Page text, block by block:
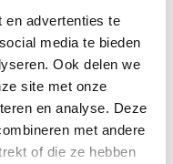
en advertenties te
media te bieden
Ook delen we
site met onze
en analyse. Deze
met andere
of die ze hebben
vraag behoort